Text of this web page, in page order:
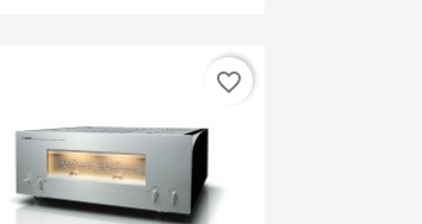
favorite_border